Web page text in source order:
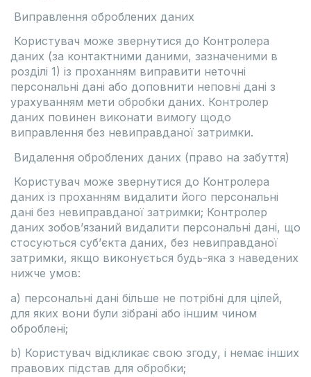
Виправлення оброблених даних
Користувач може звернутися до Контролера
даних (за контактними даними, зазначеними в
розділі 1) із проханням виправити неточні
персональні дані або доповнити неповні дані з
урахуванням мети обробки даних. Контролер
даних повинен виконати вимогу щодо
виправлення без невиправданої затримки.
Видалення оброблених даних (право на забуття)
Користувач може звернутися до Контролера
даних із проханням видалити його персональні
дані без невиправданої затримки; Контролер
даних зобов’язаний видалити персональні дані, що
стосуються суб’єкта даних, без невиправданої
затримки, якщо виконується будь-яка з наведених
нижче умов:
а) персональні дані більше не потрібні для цілей,
для яких вони були зібрані або іншим чином
оброблені;
b) Користувач відкликає свою згоду, і немає інших
правових підстав для обробки;